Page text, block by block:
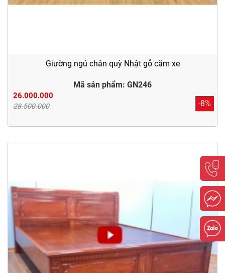
Giường ngủ chân quỳ Nhật gỗ căm xe
Mã sản phẩm: GN246
26.000.000
28.500.000 -8%